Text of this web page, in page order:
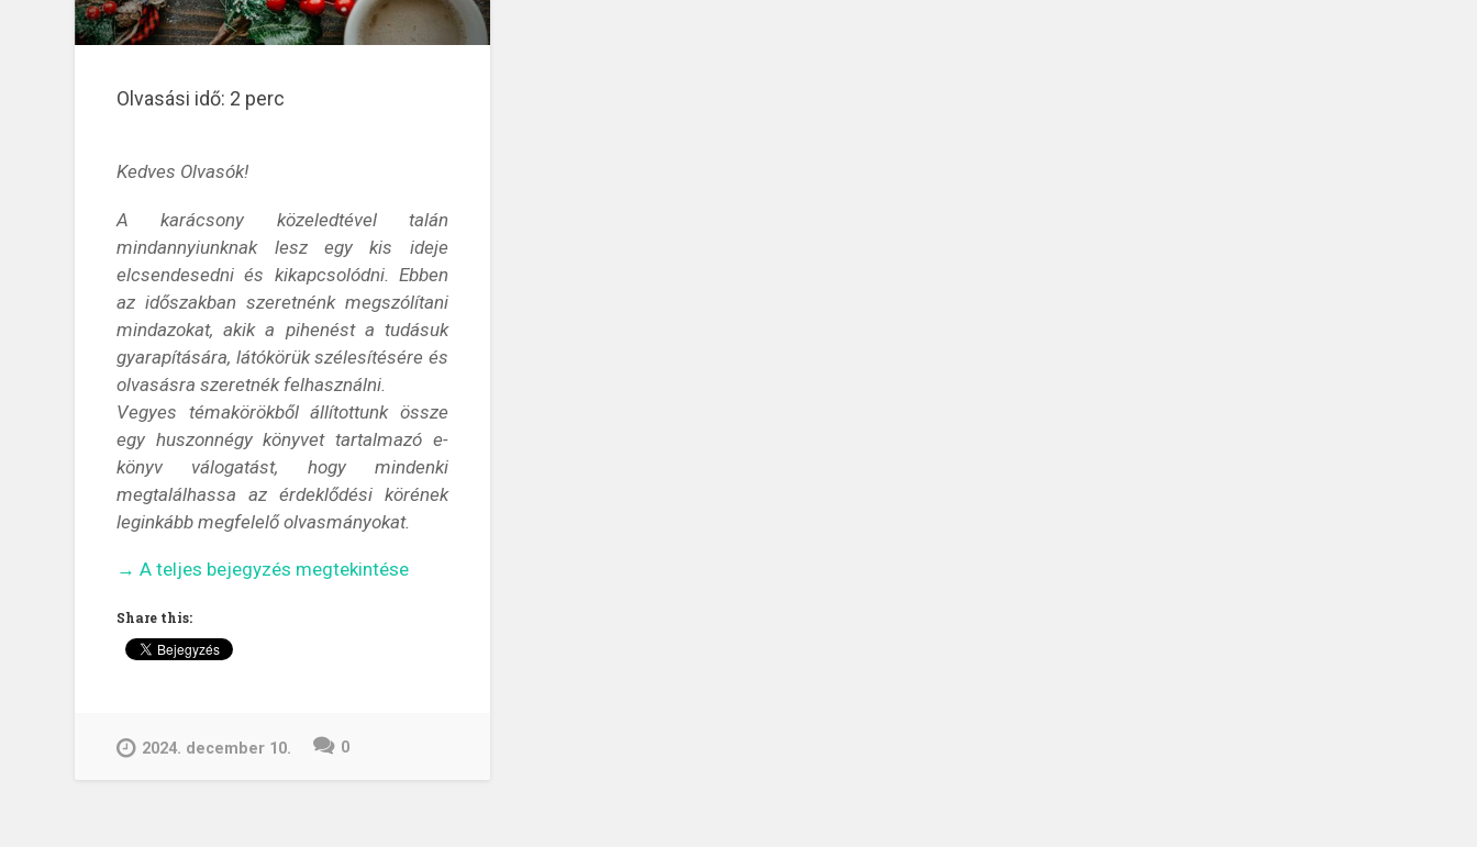
Olvasási idő: 2 perc
Kedves Olvasók!
A karácsony közeledtével talán
mindannyiunknak lesz egy kis ideje
elcsendesedni és kikapcsolódni. Ebben
az időszakban szeretnénk megszólítani
mindazokat, akik a pihenést a tudásuk
gyarapítására, látókörük szélesítésére és
olvasásra szeretnék felhasználni.
Vegyes témakörökből állítottunk össze
egy huszonnégy könyvet tartalmazó e-
könyv válogatást, hogy mindenki
megtalálhassa az érdeklődési körének
leginkább megfelelő olvasmányokat.
„24
könyv
az
tanulj,
kapcsolódj
→ A teljes bejegyzés megtekintése
Share this:
2024. december 10. 0